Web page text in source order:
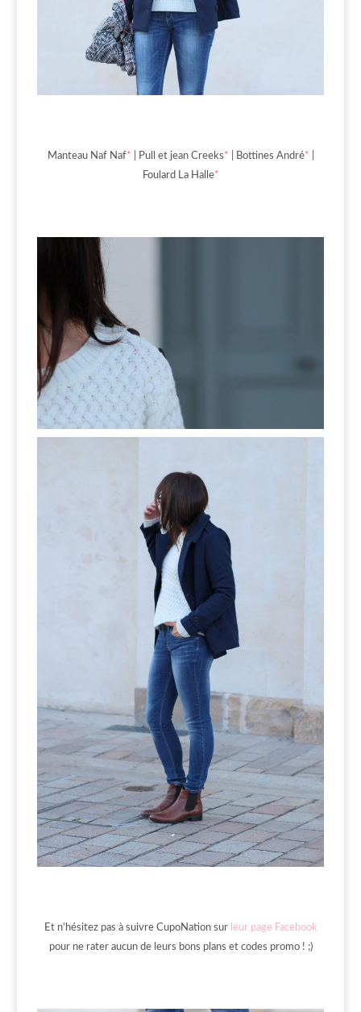
Manteau Naf Naf* | Pull et jean Creeks* | Bottines André*
Foulard La Halle*
Et n’hésitez pas à suivre CupoNation sur leur page Facebook
pour ne rater aucun de leurs bons plans et codes promo ! ;)